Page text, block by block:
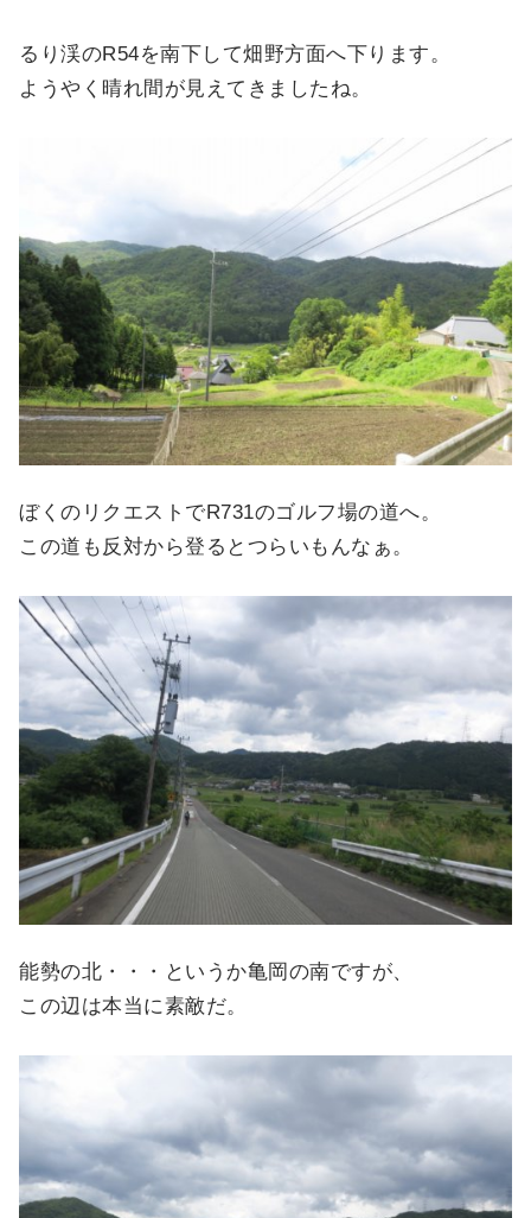
るり渓のR54を南下して畑野方面へ下ります。
ようやく晴れ間が見えてきましたね。
ぼくのリクエストでR731のゴルフ場の道へ。
この道も反対から登るとつらいもんなぁ。
能勢の北・・・というか亀岡の南ですが、
この辺は本当に素敵だ。